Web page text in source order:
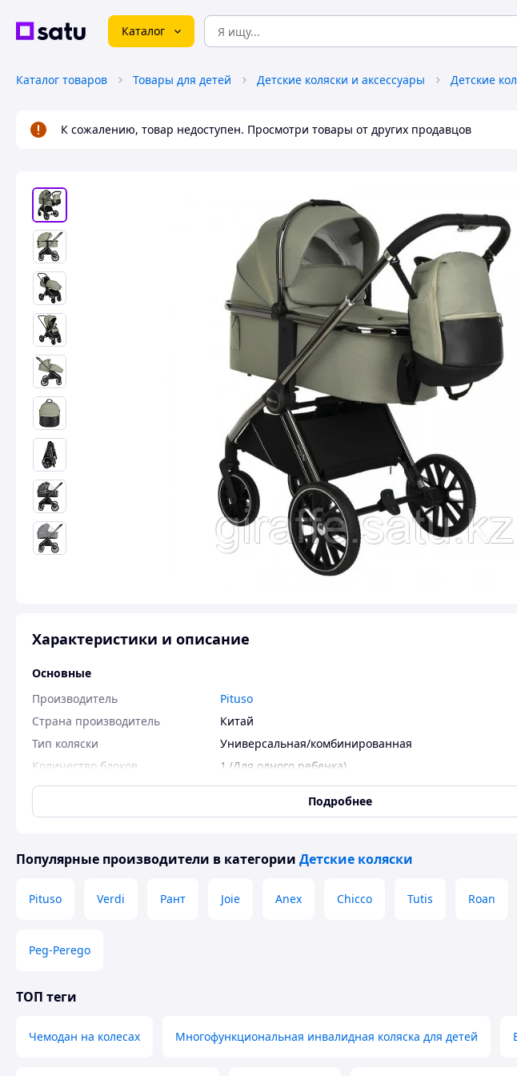
Каталог
Каталог товаров Товары для детей Детские коляски и аксессуары Детские
К сожалению, товар недоступен. Просмотри товары от других продавцов
Характеристики и описание
Основные
Производитель
Pituso
Страна производитель
Китай
Тип коляски
Универсальная/комбинированная
Количество блоков
1 (Для одного ребенка)
Максимально допустимый вес
22 кг
Цвет
Количество колес
4 шт
Тип задних колес
Одинарные
Система амортизации
Перекидная ручка
Сумка для детских
Подробнее
Популярные производители в категории Детские коляски
Pituso Verdi Рант Joie Anex Chicco Tutis Roan
Peg-Perego
ТОП теги
Чемодан на колесах Многофункциональная инвалидная коляска для детей